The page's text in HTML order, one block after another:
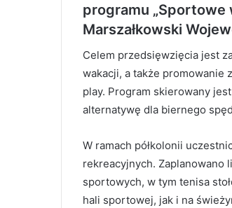
programu „Sportowe
Marszałkowski
Celem przedsięwzięcia jest
wakacji, a także promowanie
play. Program skierowany
alternatywę dla biernego
W ramach półkolonii
rekreacyjnych. Zaplanowano
sportowych, w tym tenisa
hali sportowej, jak i na